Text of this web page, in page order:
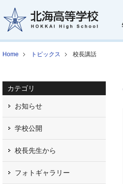
Home トピックス 校長講話
カテゴリ
お知らせ
学校公開
校長先生から
フォトギャラリー